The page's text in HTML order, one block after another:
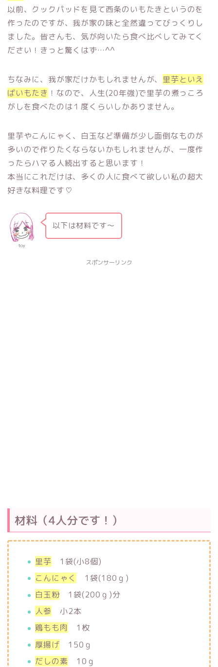
以前、クックパッドを見て西条のいもたきというのを
作ったのですが、我が家の味と全然違ってびっくりし
ました。皆さんも、気が向いたら食べ比べしてみてく
ださい！きっと驚くはず…^^
ちなみに、我が家だけかもしれませんが、 里芋といえ
ばいもたき ！なので、人生(20年強)で里芋の煮っころ
がしを食べたのは１度くらいしかありません。
里芋やこんにゃく、白玉など準備が少し面倒なものが
多いので作りたくならないかもしれませんが、一度作
ったらハマる人続出すると思います！
本当にこれだけは、多くの人に食べて欲しい私の超大
好きな料理です♡
toy
以下は材料です〜
スポンサーリンク
材料（4人分です！）
里芋 1袋(小8個)
こんにゃく
1袋(180ｇ)
白玉粉 1袋(200ｇ)分
人参 小2本
鶏もも肉
1枚
厚揚げ 150ｇ
だしの素 10ｇ